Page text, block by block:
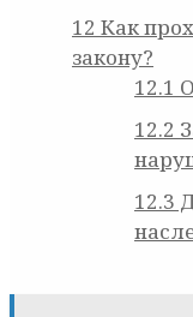
12 Как
закону?
12.1
12.2
12.3